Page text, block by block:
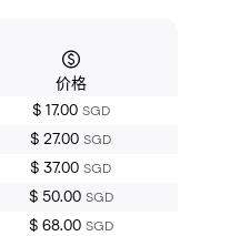
价格
$ 17.00 SGD
$ 27.00 SGD
$ 37.00 SGD
$ 50.00 SGD
$ 68.00 SGD